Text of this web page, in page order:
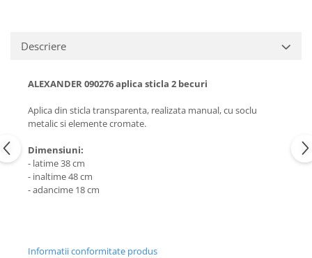
Descriere
ALEXANDER 090276 aplica sticla 2 becuri
Aplica din sticla transparenta, realizata manual, cu soclu
metalic si elemente cromate.
Dimensiuni:
- latime 38 cm
- inaltime 48 cm
- adancime 18 cm
Informatii conformitate produs